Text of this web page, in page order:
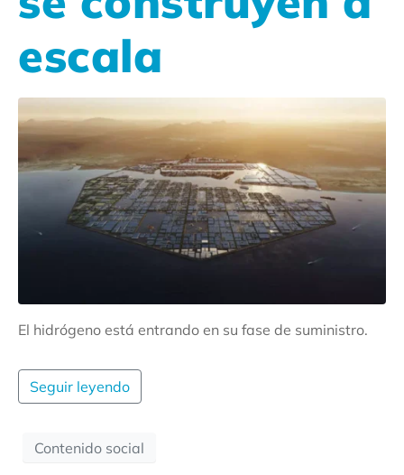
escala
El hidrógeno está entrando en su fase de suministro.
Seguir leyendo
Contenido social